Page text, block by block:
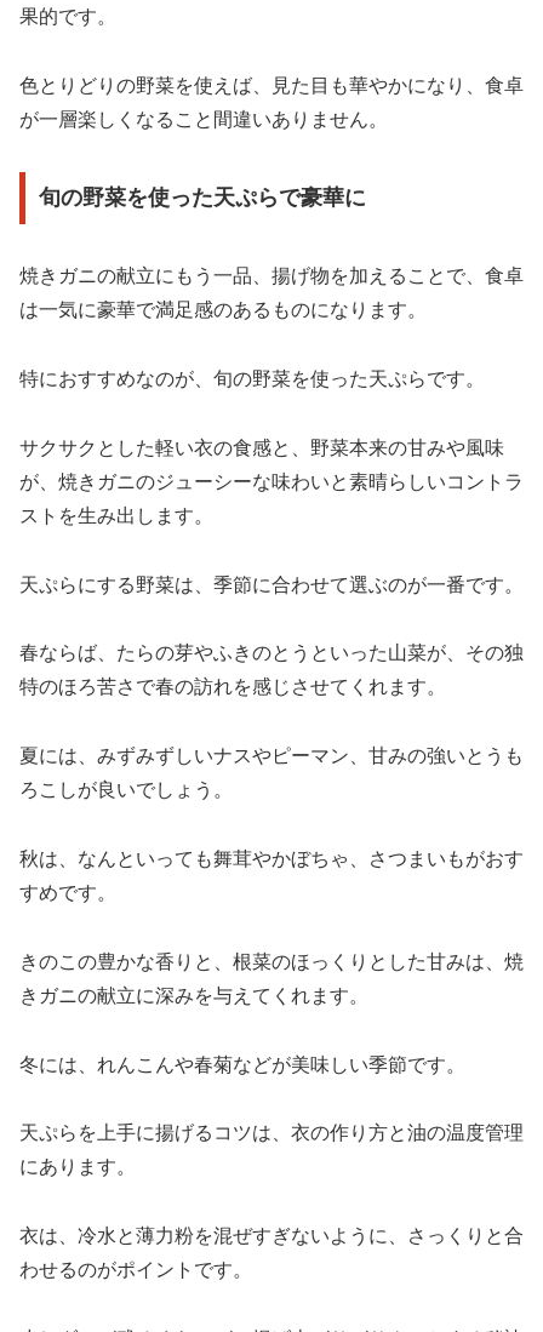
果的です。
色とりどりの野菜を使えば、見た目も華やかになり、食卓
が一層楽しくなること間違いありません。
旬の野菜を使った天ぷらで豪華に
焼きガニの献立にもう一品、揚げ物を加えることで、食卓
は一気に豪華で満足感のあるものになります。
特におすすめなのが、旬の野菜を使った天ぷらです。
サクサクとした軽い衣の食感と、野菜本来の甘みや風味
が、焼きガニのジューシーな味わいと素晴らしいコントラ
ストを生み出します。
天ぷらにする野菜は、季節に合わせて選ぶのが一番です。
春ならば、たらの芽やふきのとうといった山菜が、その独
特のほろ苦さで春の訪れを感じさせてくれます。
夏には、みずみずしいナスやピーマン、甘みの強いとうも
ろこしが良いでしょう。
秋は、なんといっても舞茸やかぼちゃ、さつまいもがおす
すめです。
きのこの豊かな香りと、根菜のほっくりとした甘みは、焼
きガニの献立に深みを与えてくれます。
冬には、れんこんや春菊などが美味しい季節です。
天ぷらを上手に揚げるコツは、衣の作り方と油の温度管理
にあります。
衣は、冷水と薄力粉を混ぜすぎないように、さっくりと合
わせるのがポイントです。